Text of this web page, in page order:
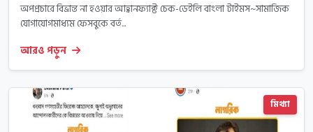
অপপ্রচারে বিভ্রান্ত না হওয়ার আহ্বানফ্যাক্ট চেক-ডেইলি বাংলা টাইমস~সামাজিক
যোগাযোগমাধ্যম ফেসবুকে বর্ত...
আরও পড়ুন
মিথ্যা